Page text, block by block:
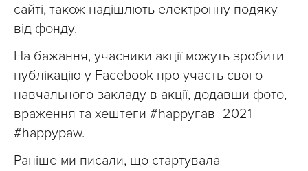
сайті, також надішлють електронну подяку
від фонду.
На бажання, учасники акції можуть зробити
публікацію у Facebook про участь свого
навчального закладу в акції, додавши фото,
враження та хештеги #happyгав_2021
#happypaw.
Раніше ми писали, що стартувала